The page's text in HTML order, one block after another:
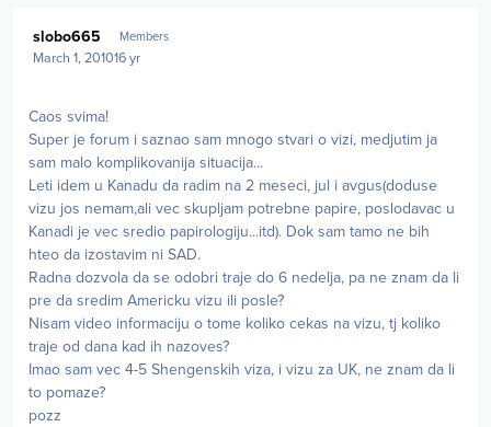
slobo665 Members
March 1, 201016 yr
Caos svima!
Super je forum i saznao sam mnogo stvari o vizi, medjutim ja
sam malo komplikovanija situacija...
Leti idem u Kanadu da radim na 2 meseci, jul i avgus(doduse
vizu jos nemam,ali vec skupljam potrebne papire, poslodavac u
Kanadi je vec sredio papirologiju...itd). Dok sam tamo ne bih
hteo da izostavim ni SAD.
Radna dozvola da se odobri traje do 6 nedelja, pa ne znam da li
pre da sredim Americku vizu ili posle?
Nisam video informaciju o tome koliko cekas na vizu, tj koliko
traje od dana kad ih nazoves?
Imao sam vec 4-5 Shengenskih viza, i vizu za UK, ne znam da li
to pomaze?
pozz